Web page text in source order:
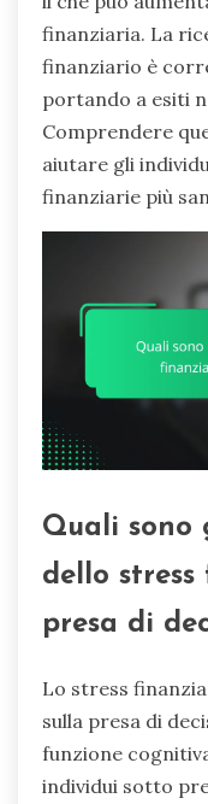
finanziaria. La
finanziario è
portando a esiti
Comprendere
aiutare gli
finanziarie più
Quali sono
dello
presa di
Lo stress
sulla presa di
funzione
individui sotto